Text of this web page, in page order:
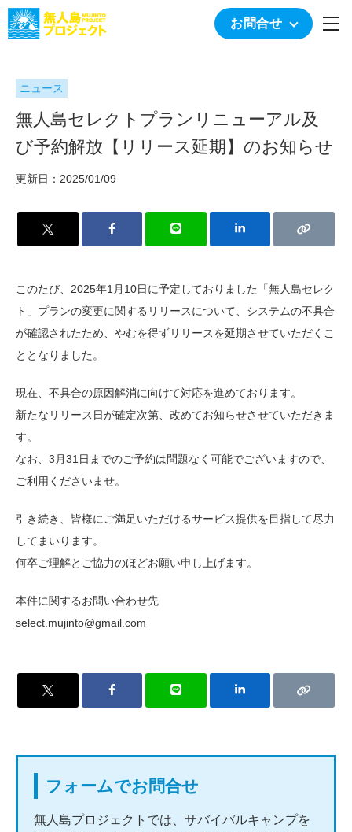
お問合せ
ニュース
無人島セレクトプランリニューアル及
び予約解放【リリース延期】のお知らせ
更新日：2025/01/09
このたび、2025年1月10日に予定しておりました「無人島セレク
ト」プランの変更に関するリリースについて、システムの不具合
が確認されたため、やむを得ずリリースを延期させていただくこ
ととなりました。
現在、不具合の原因解消に向けて対応を進めております。
新たなリリース日が確定次第、改めてお知らせさせていただきま
す。
なお、3月31日までのご予約は問題なく可能でございますので、
ご利用くださいませ。
引き続き、皆様にご満足いただけるサービス提供を目指して尽力
してまいります。
何卒ご理解とご協力のほどお願い申し上げます。
本件に関するお問い合わせ先
select.mujinto@gmail.com
フォームでお問合せ
無人島プロジェクトでは、サバイバルキャンプを